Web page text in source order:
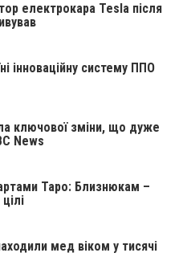
електрокара Tesla після
інноваційну систему ППО
ключової зміни, що дуже
News
Таро: Близнюкам –
мед віком у тисячі